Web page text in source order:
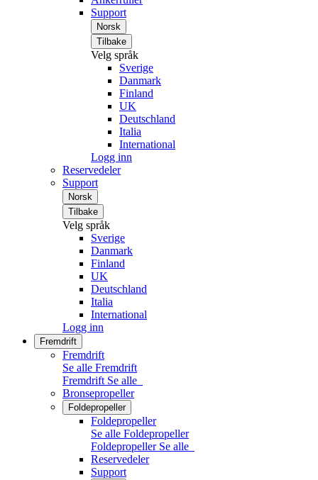
Support
Norsk
Tilbake
Velg språk
Sverige
Danmark
Finland
UK
Deutschland
Italia
International
Logg inn
Reservedeler
Support
Norsk
Tilbake
Velg språk
Sverige
Danmark
Finland
UK
Deutschland
Italia
International
Logg inn
Fremdrift
Fremdrift
Se alle Fremdrift
Fremdrift Se alle
Bronsepropeller
Foldepropeller
Foldepropeller
Se alle Foldepropeller
Foldepropeller Se alle
Reservedeler
Support